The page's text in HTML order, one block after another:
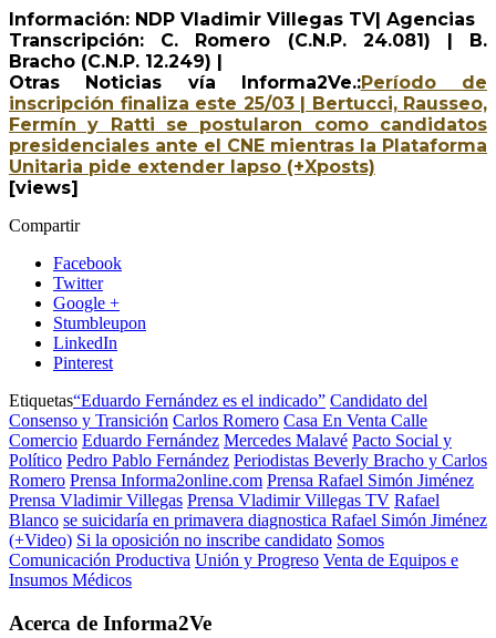
Información: NDP Vladimir Villegas TV| Agencias
Transcripción: C. Romero (C.N.P. 24.081) | B.
Bracho (C.N.P. 12.249) |
Otras Noticias vía Informa2Ve.:Período de
inscripción finaliza este 25/03 | Bertucci, Rausseo,
Fermín y Ratti se postularon como candidatos
presidenciales ante el CNE mientras la Plataforma
Unitaria pide extender lapso (+Xposts)
[views]
Compartir
Facebook
Twitter
Google +
Stumbleupon
LinkedIn
Pinterest
Etiquetas“Eduardo Fernández es el indicado” Candidato del
Consenso y Transición Carlos Romero Casa En Venta Calle
Comercio Eduardo Fernández Mercedes Malavé Pacto Social y
Político Pedro Pablo Fernández Periodistas Beverly Bracho y Carlos
Romero Prensa Informa2online.com Prensa Rafael Simón Jiménez
Prensa Vladimir Villegas Prensa Vladimir Villegas TV Rafael
Blanco se suicidaría en primavera diagnostica Rafael Simón Jiménez
(+Video) Si la oposición no inscribe candidato Somos
Comunicación Productiva Unión y Progreso Venta de Equipos e
Insumos Médicos
Acerca de Informa2Ve